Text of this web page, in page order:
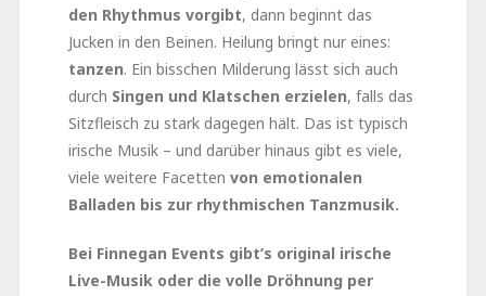
den Rhythmus vorgibt, dann beginnt das
Jucken in den Beinen. Heilung bringt nur eines:
tanzen. Ein bisschen Milderung lässt sich auch
durch Singen und Klatschen erzielen, falls das
Sitzfleisch zu stark dagegen hält. Das ist typisch
irische Musik – und darüber hinaus gibt es viele,
viele weitere Facetten von emotionalen
Balladen bis zur rhythmischen Tanzmusik.
Bei Finnegan Events gibt’s original irische
Live-Musik oder die volle Dröhnung per